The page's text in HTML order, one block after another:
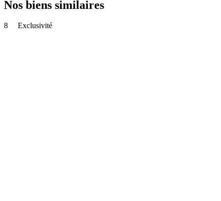
Nos biens similaires
8 Exclusivité